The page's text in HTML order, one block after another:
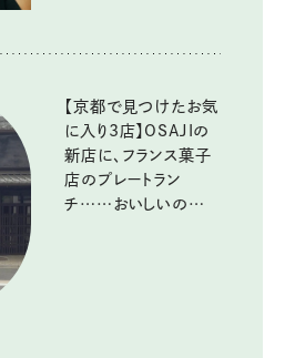
【京都で見つけたお気
に入り3店】OSAJIの
新店に、フランス菓子
店のプレートラン
チ……おいしいのんび